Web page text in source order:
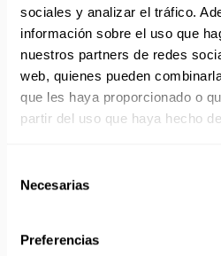
sociales y analizar el tráfico.
información sobre el uso que
nuestros partners de redes
web, quienes pueden
que les haya proporcionado o
partir del uso que haya hecho
Necesarias
Preferencias
Medida 95x95
Referencia 087301.
Solicita presupuesto:EMAIL
Aprovecha el envío gratuito en
ENVÍOS EN AGOSTO